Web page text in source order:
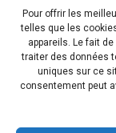
Pour offrir les
telles que les
appareils. Le fait
traiter des données
uniques sur ce
consentement peut